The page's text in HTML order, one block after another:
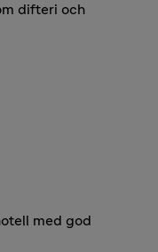
difteri och
med god